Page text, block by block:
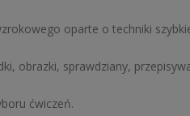
oparte o techniki
obrazki, sprawdziany,
ćwiczeń.